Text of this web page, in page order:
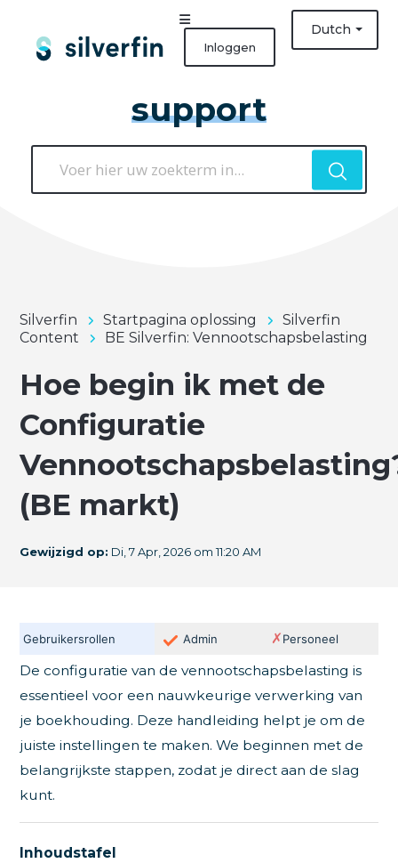
Dutch
Inloggen
support
Silverfin Startpagina oplossing
Silverfin
Content
BE Silverfin: Vennootschapsbelasting
Hoe begin ik met de
Configuratie
(BE markt)
Gewijzigd op: Di, 7 Apr, 2026 om 11:20 AM
Gebruikersrollen Admin ✗Personeel
De configuratie van de vennootschapsbelasting is
essentieel voor een nauwkeurige verwerking van
je boekhouding. Deze handleiding helpt je om de
juiste instellingen te maken. We beginnen met de
belangrijkste stappen, zodat je direct aan de slag
kunt.
Inhoudstafel